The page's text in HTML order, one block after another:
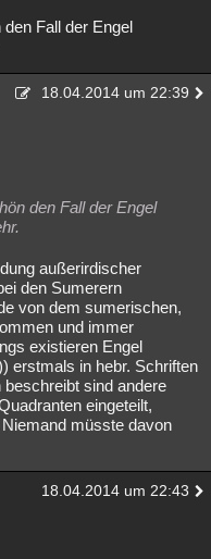
Fall der Engel
18.04.2014 um 22:39
den Fall der Engel
außerirdischer
den Sumerern
von dem sumerischen,
und immer
existieren Engel
erstmals in hebr. Schriften
sind andere
eingeteilt,
müsste davon
18.04.2014 um 22:43